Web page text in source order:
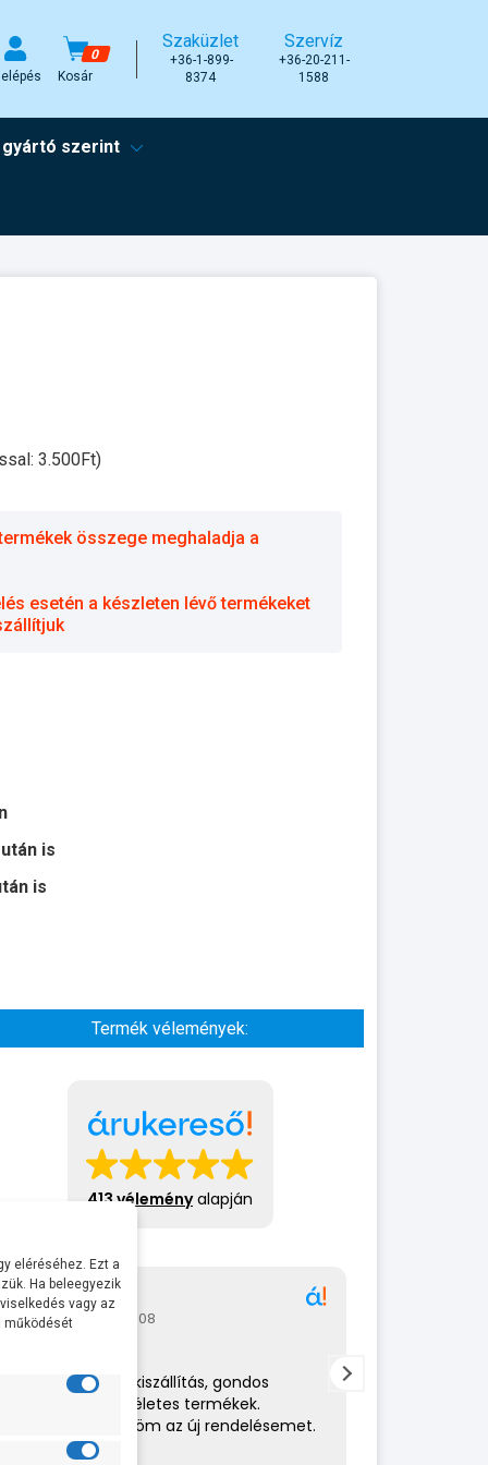
0
Kosár
Szaküzlet
+36-1-899-
8374
Szervíz
+36-20-211-
1588
szerint
3.500Ft)
összege meghaladja a
esetén a készleten lévő termékeket
is
is
Termék vélemények:
413 véleményalapján
Gábor
2026-07-08
Rendkívül gyors kiszállítás, gondos
csomagolás,tökéletes termékek.
Hamarosan küldöm az új rendelésemet.
eléréséhez. Ezt a
Ha beleegyezik
vagy az
működését